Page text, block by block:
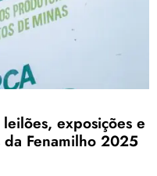
exposições e
Fenamilho 2025